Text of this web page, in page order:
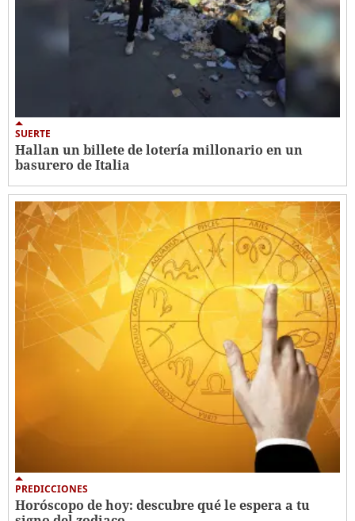
SUERTE
Hallan un billete de lotería millonario en un
basurero de Italia
PREDICCIONES
Horóscopo de hoy: descubre qué le espera a tu